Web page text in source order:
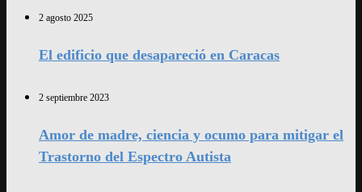
2 agosto 2025
El edificio que desapareció en Caracas
2 septiembre 2023
Amor de madre, ciencia y ocumo para mitigar el
Trastorno del Espectro Autista